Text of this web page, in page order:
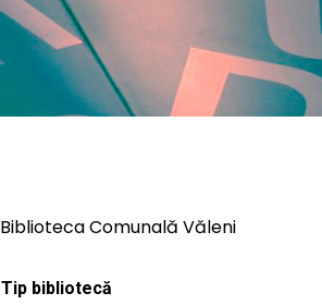
Biblioteca Comunală Văleni
Tip bibliotecă